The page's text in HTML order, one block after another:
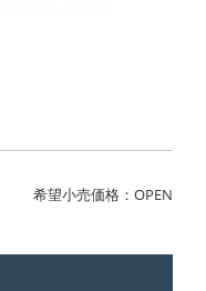
希望小売価格：OPEN